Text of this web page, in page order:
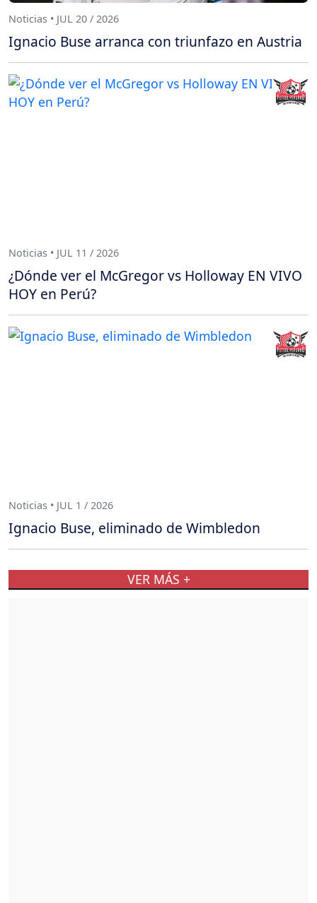
Noticias • JUL 20 / 2026
Ignacio Buse arranca con triunfazo en Austria
Noticias • JUL 11 / 2026
¿Dónde ver el McGregor vs Holloway EN VIVO
HOY en Perú?
Noticias • JUL 1 / 2026
Ignacio Buse, eliminado de Wimbledon
VER MÁS +